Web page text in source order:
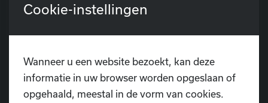
⚽27 juni– Aftrap om 05.00 uur
Locatie:
Pontweg 3
9160 Lokeren
Cookie-instellingen
Wanneer u een website bezoekt, kan deze
informatie in uw browser worden opgeslaan of
opgehaald, meestal in de vorm van cookies.